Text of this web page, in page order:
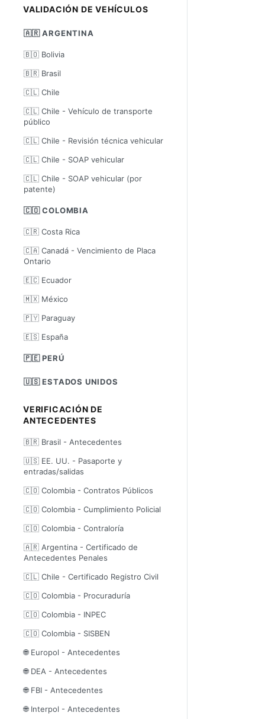
VALIDACIÓN DE VEHÍCULOS
🇦🇷 ARGENTINA
🇧🇴 Bolivia
🇧🇷 Brasil
🇨🇱 Chile
🇨🇱 Chile - Vehículo de transporte
público
🇨🇱 Chile - Revisión técnica vehicular
🇨🇱 Chile - SOAP vehicular
🇨🇱 Chile - SOAP vehicular (por
patente)
🇨🇴 COLOMBIA
🇨🇷 Costa Rica
🇨🇦 Canadá - Vencimiento de Placa
Ontario
🇪🇨 Ecuador
🇲🇽 México
🇵🇾 Paraguay
🇪🇸 España
🇵🇪 PERÚ
🇺🇸 ESTADOS UNIDOS
VERIFICACIÓN DE
ANTECEDENTES
🇧🇷 Brasil - Antecedentes
🇺🇸 EE. UU. - Pasaporte y
entradas/salidas
🇨🇴 Colombia - Contratos Públicos
🇨🇴 Colombia - Cumplimiento Policial
🇨🇴 Colombia - Contraloría
🇦🇷 Argentina - Certificado de
Antecedentes Penales
🇨🇱 Chile - Certificado Registro Civil
🇨🇴 Colombia - Procuraduría
🇨🇴 Colombia - INPEC
🇨🇴 Colombia - SISBEN
🌐 Europol - Antecedentes
🌐 DEA - Antecedentes
🌐 FBI - Antecedentes
🌐 Interpol - Antecedentes